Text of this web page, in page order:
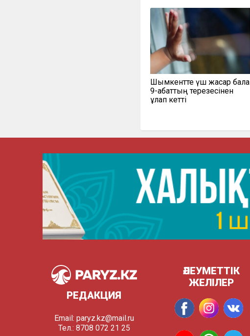
Шымкентте үш жасар бала
9-қабаттың терезесінен
құлап кетті
РЕДАКЦИЯ
Email: paryz.kz@mail.ru
Тел.: 8708 072 21 25
ӘЛЕУМЕТТІК
ЖЕЛІЛЕР